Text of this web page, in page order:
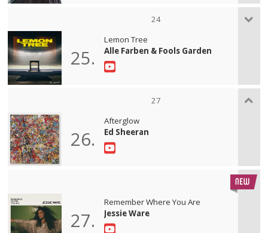
24
25.
Lemon Tree
Alle Farben & Fools Garden
27
26.
Afterglow
Ed Sheeran
27.
Remember Where You Are
Jessie Ware